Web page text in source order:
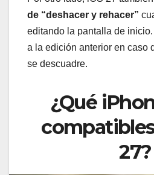
de “deshacer y rehacer”
editando la pantalla de
a la edición anterior en caso
se descuadre.
¿Qué
27?